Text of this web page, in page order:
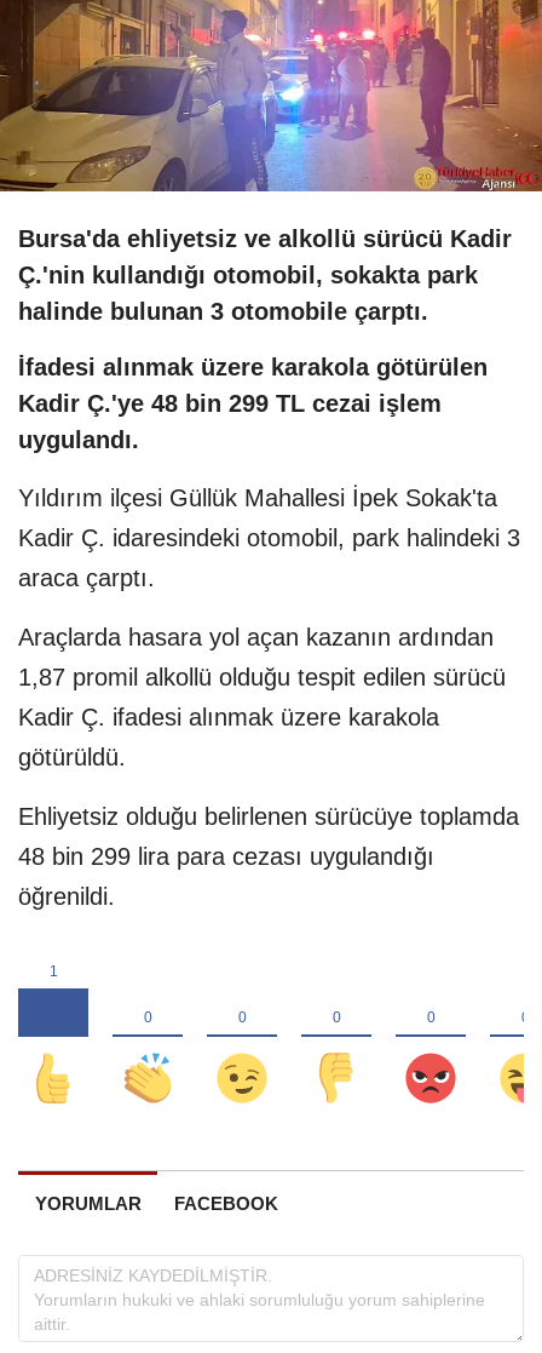
Bursa'da ehliyetsiz ve alkollü sürücü Kadir
Ç.'nin kullandığı otomobil, sokakta park
halinde bulunan 3 otomobile çarptı.
İfadesi alınmak üzere karakola götürülen
Kadir Ç.'ye 48 bin 299 TL cezai işlem
uygulandı.
Yıldırım ilçesi Güllük Mahallesi İpek Sokak'ta
Kadir Ç. idaresindeki otomobil, park halindeki 3
araca çarptı.
Araçlarda hasara yol açan kazanın ardından
1,87 promil alkollü olduğu tespit edilen sürücü
Kadir Ç. ifadesi alınmak üzere karakola
götürüldü.
Ehliyetsiz olduğu belirlenen sürücüye toplamda
48 bin 299 lira para cezası uygulandığı
öğrenildi.
YORUMLAR FACEBOOK